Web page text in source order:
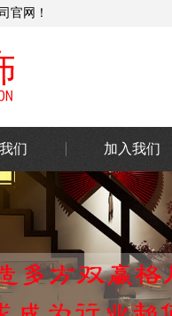
官网！
们 加入我们